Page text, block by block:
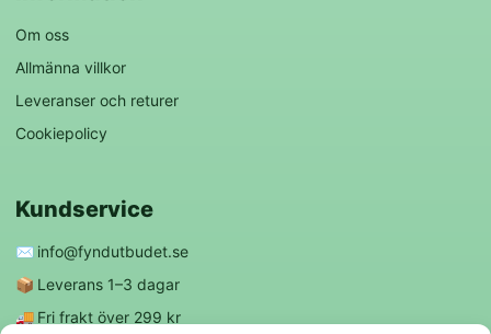
Om oss
Allmänna villkor
Leveranser och returer
Cookiepolicy
Kundservice
✉️ info@fyndutbudet.se
📦 Leverans 1–3 dagar
🚚 Fri frakt över 299 kr